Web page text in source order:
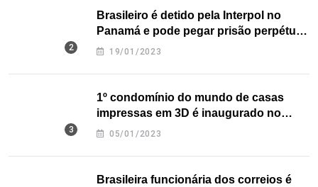
Brasileiro é detido pela Interpol no
Panamá e pode pegar prisão perpétua
nos EUA
19/01/2023
1º condomínio do mundo de casas
impressas em 3D é inaugurado no
Texas
05/01/2023
Brasileira funcionária dos correios é